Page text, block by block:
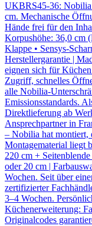
UKBRS45-36: Nobilia
cm. Mechanische
Hände frei für den
Korpushöhe: 36,0 cm
Klappe • Sensys-
Herstellergarantie |
eignen sich für
Zugriff, schnelles
alle Nobilia-
Emissionsstandards.
Direktlieferung ab
Ansprechpartner in
– Nobilia hat montiert,
Montagematerial liegt
220 cm +
oder 20 cm |
Wochen. Seit über
zertifizierter
3–4 Wochen.
Küchenerweiterung:
Originalcodes